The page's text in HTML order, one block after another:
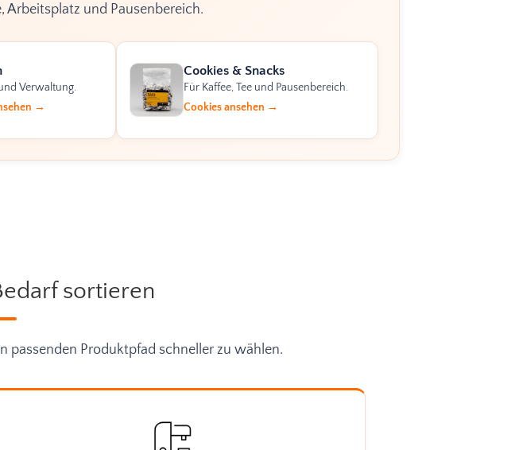
Arbeitsplatz und Pausenbereich.
Verwaltung.
→
Cookies & Snacks
Für Kaffee, Tee und Pausenbereich.
Cookies ansehen →
sortieren
passenden Produktpfad schneller zu wählen.